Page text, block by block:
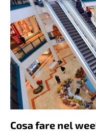
Cosa fare nel